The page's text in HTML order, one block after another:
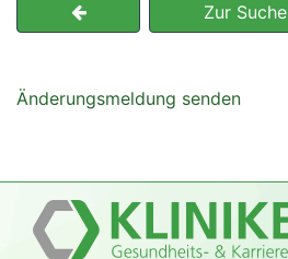
Zur Suche
Änderungsmeldung senden